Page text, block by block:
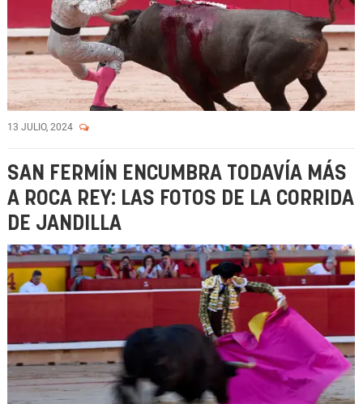
13 JULIO, 2024
SAN FERMÍN ENCUMBRA TODAVÍA MÁS
A ROCA REY: LAS FOTOS DE LA CORRIDA
DE JANDILLA